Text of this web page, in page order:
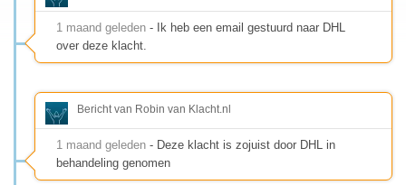
1 maand geleden - Ik heb een email gestuurd naar DHL
over deze klacht.
Bericht van Robin van Klacht.nl
1 maand geleden - Deze klacht is zojuist door DHL in
behandeling genomen